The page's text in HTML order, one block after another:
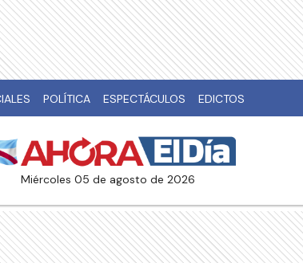
POLÍTICA ESPECTÁCULOS EDICTOS
miércoles 05 de agosto de 2026